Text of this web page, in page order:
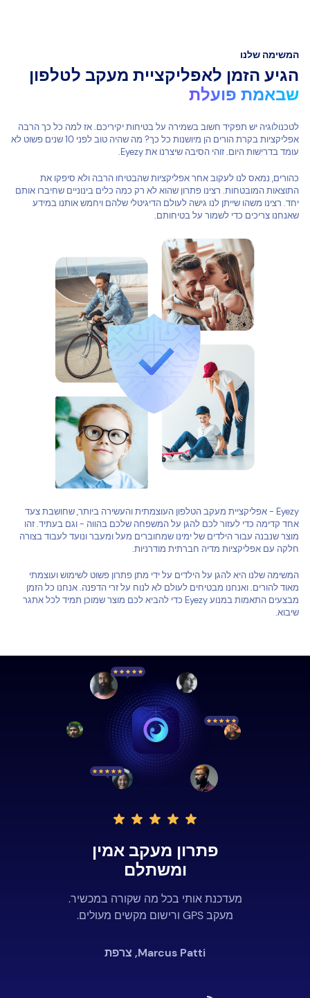
המשימה שלנו
הגיע הזמן לאפליקציית מעקב לטלפון
שבאמת פועלת
לטכנולוגיה יש תפקיד חשוב בשמירה על בטיחות יקיריכם. אז למה כל כך הרבה
אפליקציות בקרת הורים הן מיושנות כל כך? מה שהיה טוב לפני 10 שנים פשוט לא
עומד בדרישות היום. זוהי הסיבה שיצרנו את Eyezy.
כהורים, נמאס לנו לעקוב אחר אפליקציות שהבטיחו הרבה ולא סיפקו את
התוצאות המובטחות. רצינו פתרון שהוא לא רק כמה כלים בינוניים שחיברו אותם
יחד. רצינו משהו שייתן לנו גישה לעולם הדיגיטלי שלהם ויחמש אותנו במידע
שאנחנו צריכים כדי לשמור על בטיחותם.
Eyezy - אפליקציית מעקב הטלפון העוצמתית והעשירה ביותר, שחושבת צעד
אחד קדימה כדי לעזור לכם להגן על המשפחה שלכם בהווה - וגם בעתיד. זהו
מוצר שנבנה עבור הילדים של ימינו שמחוברים מעל ומעבר ונועד לעבוד בצורה
חלקה עם אפליקציות מדיה חברתית מודרניות.
המשימה שלנו היא להגן על הילדים על ידי מתן פתרון פשוט לשימוש ועוצמתי
מאוד להורים. ואנחנו מבטיחים לעולם לא לנוח על זרי הדפנה. אנחנו כל הזמן
מבצעים התאמות במנוע Eyezy כדי להביא לכם מוצר שמוכן תמיד לכל אתגר
שיבוא.
פתרון מעקב אמין
ומשתלם
מעדכנת אותי בכל מה שקורה במכשיר.
מעקב GPS ורישום מקשים מעולים.
Marcus Patti, צרפת